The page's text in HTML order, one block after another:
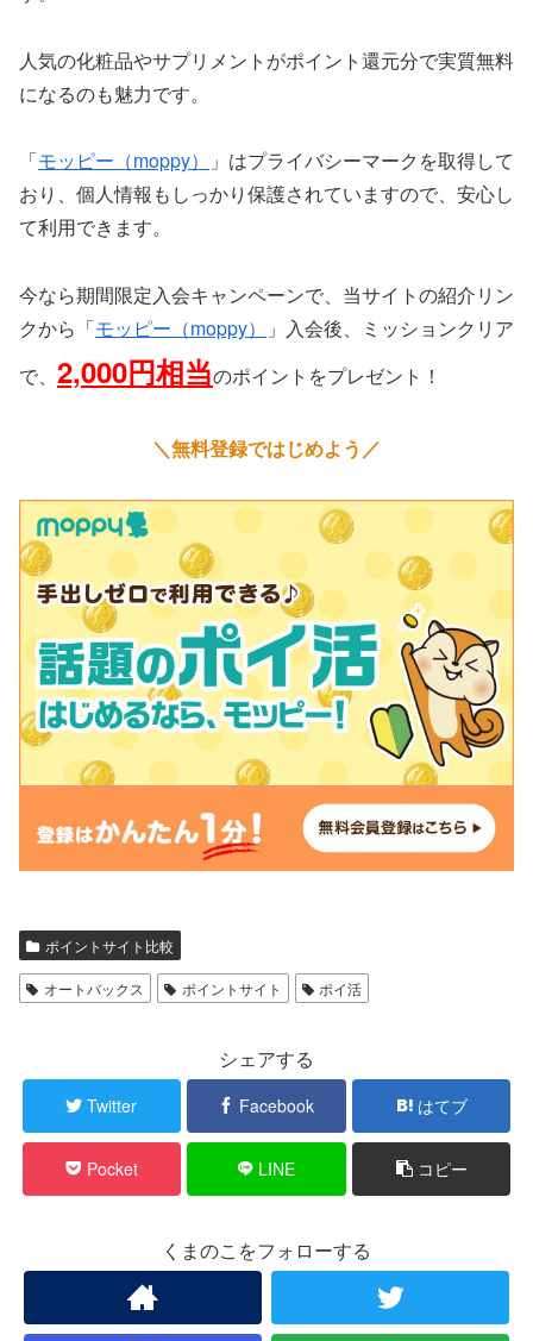
人気の化粧品やサプリメントがポイント還元分で実質無料
になるのも魅力です。
「モッピー（moppy）
」はプライバシーマークを取得して
おり、個人情報もしっかり保護されていますので、安心し
て利用できます。
今なら期間限定入会キャンペーンで、当サイトの紹介リン
クから「モッピー（moppy）
」入会後、ミッションクリア
で、 2,000円相当のポイントをプレゼント！
＼無料登録ではじめよう／
ポイントサイト比較
オートバックス ポイントサイト ポイ活
シェアする
Twitter Facebook はてブ
Pocket LINE コピー
くまのこをフォローする